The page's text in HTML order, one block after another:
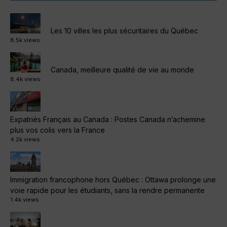
Les 10 villes les plus sécuritaires du Québec
8.5k views
Canada, meilleure qualité de vie au monde
8.4k views
Expatriés Français au Canada : Postes Canada n’achemine
plus vos colis vers la France
4.2k views
Immigration francophone hors Québec : Ottawa prolonge une
voie rapide pour les étudiants, sans la rendre permanente
1.4k views